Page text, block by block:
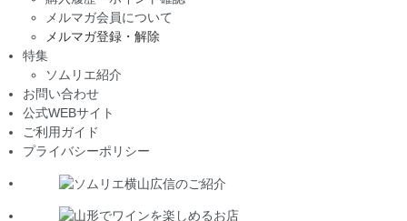
メルマガ会員について
メルマガ登録・解除
特集
ソムリエ紹介
お問い合わせ
公式WEBサイト
ご利用ガイド
プライバシーポリシー